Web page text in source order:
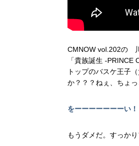
CMNOW vol.202の
「貴族誕生 -
トップのバスケ王子
か？？？ねぇ、ちょ
をーーーーーーーい
もうダメだ。すっか